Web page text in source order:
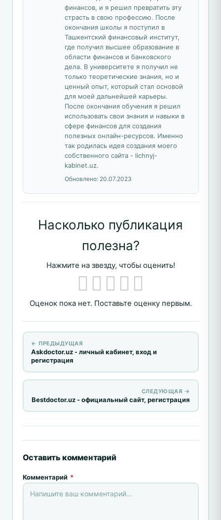
финансов, и я решил превратить эту
страсть в свою профессию. После
окончания школы я поступил в
Ташкентский финансовый институт,
где получил высшее образование в
области финансов и банковского
дела. В университете я получил не
только теоретические знания, но и
ценный опыт, который стал основой
для моей дальнейшей карьеры.
После окончания обучения я решил
использовать свои знания и навыки в
сфере финансов для создания
полезных онлайн-ресурсов. Именно
так родилась идея создания моего
собственного сайта - lichnyj-
kabinet.uz.
Обновлено: 20.07.2023
Насколько публикация
полезна?
Нажмите на звезду, чтобы оценить!
Оценок пока нет. Поставьте оценку первым.
← ПРЕДЫДУЩАЯ
Askdoctor.uz - личный кабинет, вход и
регистрация
СЛЕДУЮЩАЯ →
Bestdoctor.uz - официальный сайт, регистрация
Оставить комментарий
Комментарий *